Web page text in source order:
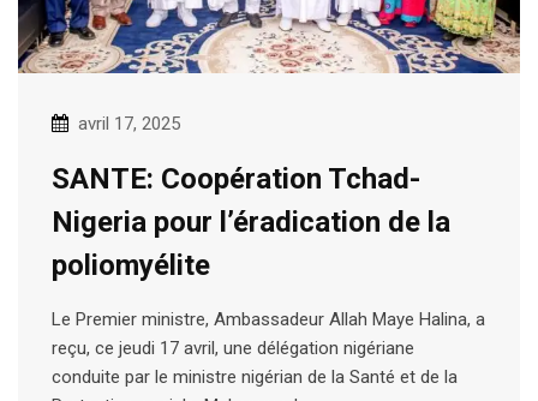
avril 17, 2025
SANTE: Coopération Tchad-
Nigeria pour l’éradication de la
poliomyélite
Le Premier ministre, Ambassadeur Allah Maye Halina, a
reçu, ce jeudi 17 avril, une délégation nigériane
conduite par le ministre nigérian de la Santé et de la